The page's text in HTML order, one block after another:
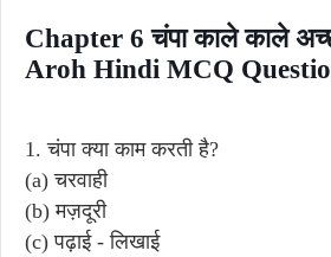
Chapter 6 चंपा काले काले
Aroh Hindi MCQ
1. चंपा क्या काम करती है?
(a) चरवाही
(b) मज़दूरी
(c) पढ़ाई - लिखाई